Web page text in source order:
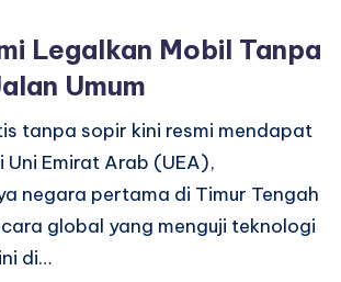
Legalkan Mobil Tanpa
Umum
tanpa sopir kini resmi mendapat
Uni Emirat Arab (UEA),
negara pertama di Timur Tengah
global yang menguji teknologi
di…